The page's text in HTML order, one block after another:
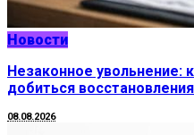
Новости
Незаконное увольнение:
добиться
08.08.2026